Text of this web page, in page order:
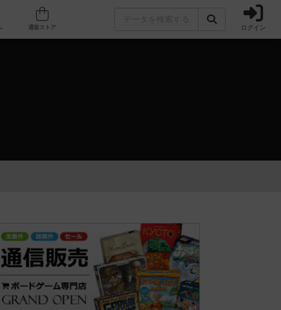
人気ボードゲーム ログイン